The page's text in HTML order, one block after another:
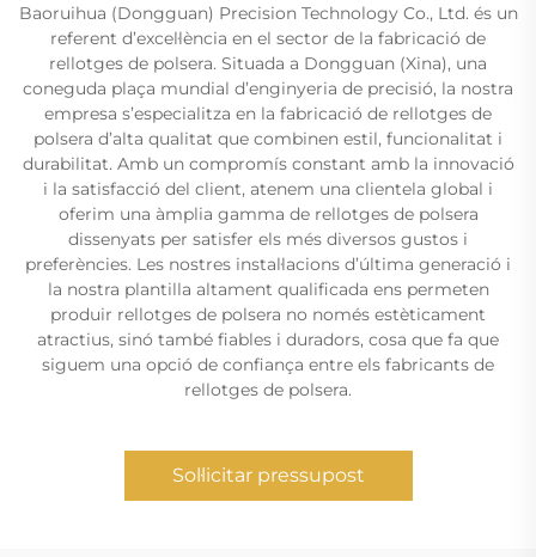
Baoruihua (Dongguan) Precision Technology Co., Ltd. és un
referent d’excel·lència en el sector de la fabricació de
rellotges de polsera. Situada a Dongguan (Xina), una
coneguda plaça mundial d’enginyeria de precisió, la nostra
empresa s’especialitza en la fabricació de rellotges de
polsera d’alta qualitat que combinen estil, funcionalitat i
durabilitat. Amb un compromís constant amb la innovació
i la satisfacció del client, atenem una clientela global i
oferim una àmplia gamma de rellotges de polsera
dissenyats per satisfer els més diversos gustos i
preferències. Les nostres instal·lacions d’última generació i
la nostra plantilla altament qualificada ens permeten
produir rellotges de polsera no només estèticament
atractius, sinó també fiables i duradors, cosa que fa que
siguem una opció de confiança entre els fabricants de
rellotges de polsera.
Sol·licitar pressupost